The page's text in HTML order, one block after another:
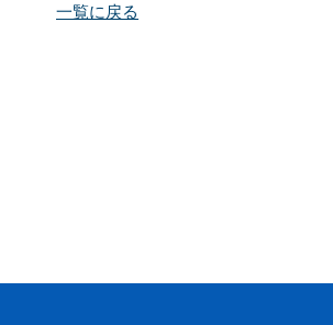
一覧に戻る